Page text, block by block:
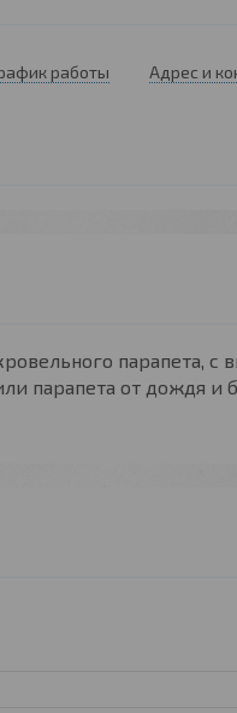
работы
Адрес и
парапета, с
парапета от дождя и